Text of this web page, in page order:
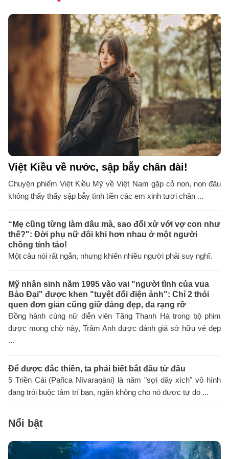
Việt Kiều về nước, sập bẫy chân dài!
Chuyện phiếm Việt Kiều Mỹ về Việt Nam gặp cỏ non, non đâu
không thấy thấy sập bẫy tình tiền các em xinh tươi chân ...
“Mẹ cũng từng làm dâu mà, sao đối xử với vợ con như
thế?": Đời phụ nữ đôi khi hơn nhau ở một người
chồng tỉnh táo!
Một câu nói rất ngắn, nhưng khiến nhiều người phải suy nghĩ.
Mỹ nhân sinh năm 1995 vào vai "người tình của vua
Bảo Đại" được khen "tuyệt đối điện ảnh": Chỉ 2 thói
quen đơn giản cũng giữ dáng đẹp, da rạng rỡ
Đồng hành cùng nữ diễn viên Tăng Thanh Hà trong bộ phim
được mong chờ này, Trâm Anh được đánh giá sở hữu vẻ đẹp
...
Để được đắc thiền, ta phải biết bắt đầu từ đâu
5 Triền Cái (Pañca Nīvaraṇāni) là năm "sợi dây xích" vô hình
đang trói buộc tâm trí bạn, ngăn không cho nó được tự do ...
Nổi bật